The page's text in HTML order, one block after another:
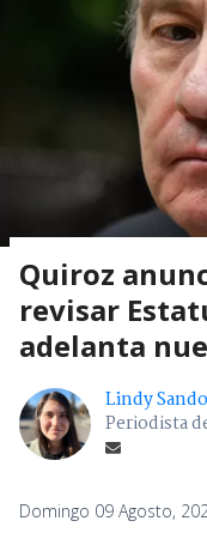
Quiroz
revisar
adelanta
Lindy
Periodista
Domingo 09 Agosto,